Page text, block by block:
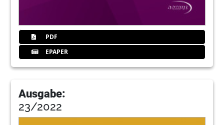
PDF
EPAPER
Ausgabe:
23/2022